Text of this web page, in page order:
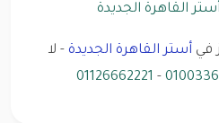
أستر القاهرة الجديدة
في أستر القاهرة الجديدة - لا
-
01126662221